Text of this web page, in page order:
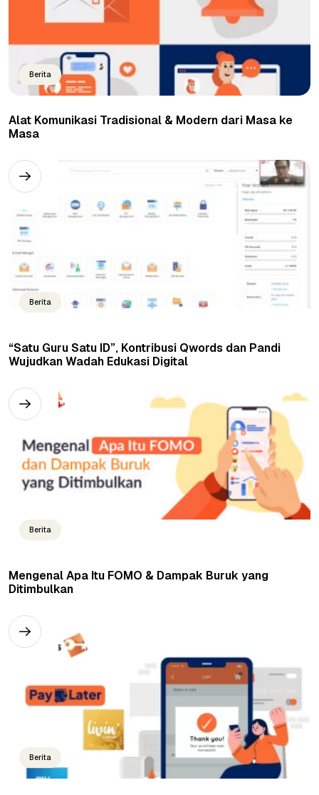
Berita
Alat Komunikasi Tradisional & Modern dari Masa ke
Masa
Berita
“Satu Guru Satu ID”, Kontribusi Qwords dan Pandi
Wujudkan Wadah Edukasi Digital
Berita
Mengenal Apa Itu FOMO & Dampak Buruk yang
Ditimbulkan
Berita